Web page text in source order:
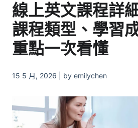
線上英文課程詳
課程類型、學習
重點一次看懂
15 5 月, 2026 | by emilychen